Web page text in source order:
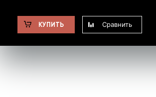
КУПИТЬ Сравнить